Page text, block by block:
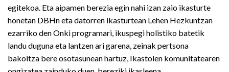
egitekoa. Eta aipamen berezia egin nahi izan zaio ikasturte
honetan DBHn eta datorren ikasturtean Lehen Hezkuntzan
ezarriko den Onki programari, ikuspegi holistiko batetik
landu duguna eta lantzen ari garena, zeinak pertsona
bakoitza bere osotasunean hartuz, Ikastolen komunitatearen